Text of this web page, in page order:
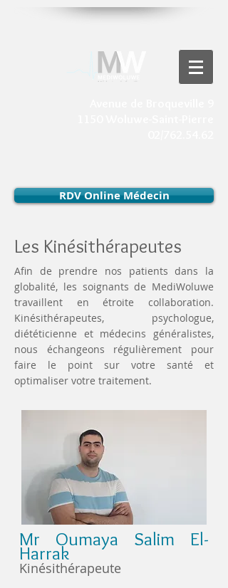
RDV Online Médecin
Les Kinésithérapeutes
Afin de prendre nos patients dans la
globalité, les soignants de MediWoluwe
travaillent en étroite collaboration.
Kinésithérapeutes, psychologue,
diététicienne et médecins généralistes,
nous échangeons régulièrement pour
faire le point sur votre santé et
optimaliser votre traitement.
Mr Oumaya Salim El-
Harrak
Kinésithérapeute